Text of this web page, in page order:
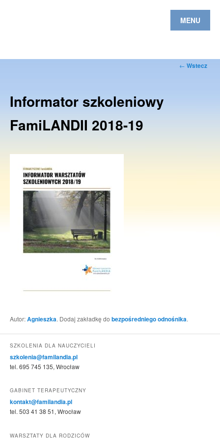
MENU
Nawigacja
← Wstecz
Informator szkoleniowy
FamiLANDII 2018-19
Autor:Agnieszka. Dodaj zakładkę do bezpośredniego odnośnika.
SZKOLENIA DLA NAUCZYCIELI
szkolenia@familandia.pl
tel. 695 745 135, Wrocław
GABINET TERAPEUTYCZNY
kontakt@familandia.pl
tel. 503 41 38 51, Wrocław
WARSZTATY DLA RODZICÓW